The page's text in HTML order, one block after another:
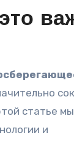
статье мы
и